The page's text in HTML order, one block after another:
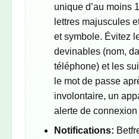
unique d’au moins
lettres majuscules
et symbole. Évitez
devinables (nom,
téléphone) et les
le mot de passe
involontaire, un
alerte de
Notifications: